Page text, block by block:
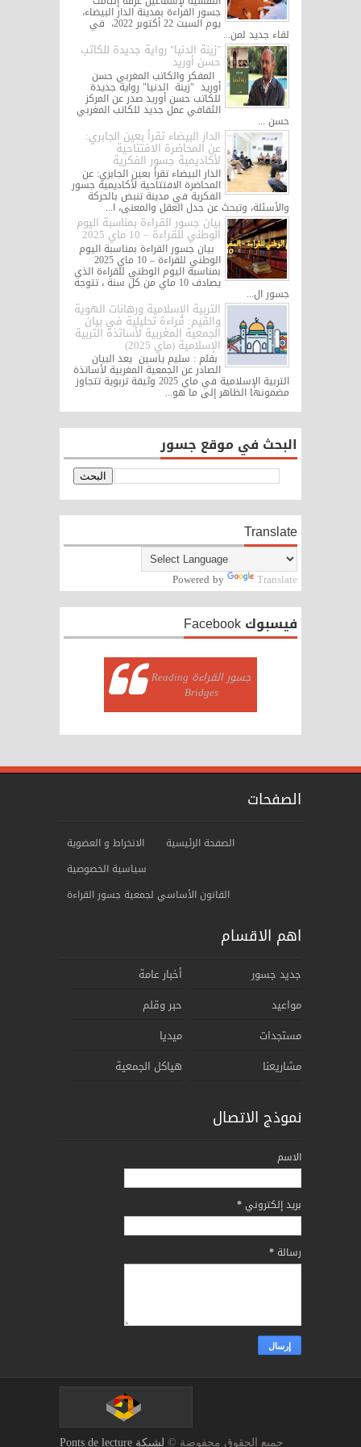
جسور القراءة بمدينة الدار البيضاء،
يوم السبت 22 أكتوبر 2022، في
لقاء جديد لمن...
"زينة الدنيا" رواية جديدة للكاتب
حسن أوريد
المفكر والكاتب المغربي حسن
أوريد "زينة الدنيا" رواية جديدة
للكاتب حسن أوريد صدر عن المركز
الثقافي عمل جديد للكاتب المغربي
حسن ...
الدار البيضاء تقرأ بعين الجابري:
عن المحاضرة الافتتاحية
لأكاديمية جسور الفكرية
الدار البيضاء تقرأ بعين الجابري: عن
المحاضرة الافتتاحية لأكاديمية جسور
الفكرية في مدينة تنبض بالحركة
والأسئلة، وتبحث عن جدل العقل والمعنى، ا...
بيان جسور القراءة بمناسبة اليوم
الوطني للقراءة – 10 ماي 2025
بيان جسور القراءة بمناسبة اليوم
الوطني للقراءة – 10 ماي 2025
بمناسبة اليوم الوطني للقراءة الذي
يصادف 10 ماي من كل سنة ، تتوجه
جسور ال...
التربية الإسلامية ورهانات الهوية
والقيم: قراءة تحليلية في بيان
الجمعية المغربية لأساتذة التربية
الإسلامية (ماي 2025)
بقلم : سليم ياسين يعد البيان
الصادر عن الجمعية المغربية لأساتذة
التربية الإسلامية في ماي 2025 وثيقة تربوية تتجاوز
مضمونها الظاهر إلى ما هو...
البحث في موقع جسور
Translate
Powered by Translate
فيسبوك Facebook
‏جسور القراءة Reading
Bridges‏
الصفحات
الانخراط و العضوية
الصفحة الرئيسية
سياسية الخصوصية
ﺍﻟﻘﺎنوﻥ الأساسي لجمعية جسور القراءة
اهم الاقسام
جديد جسور
أخبار عامة
مواعيد
حبر وقلم
مستجدات
ميديا
مشاريعنا
هياكل الجمعية
نموذج الاتصال
الاسم
بريد إلكتروني*
رسالة*
جميع الحقوق محفوضة © لشبكة Ponts de lecture